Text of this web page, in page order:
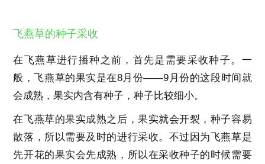
飞燕草的种子采收
在飞燕草进行播种之前，首先是需要采收种子。一
般，飞燕草的果实是在8月份——9月份的这段时间就
会成熟，果实内含有种子，种子比较细小。
在飞燕草的果实成熟之后，果实就会开裂，种子容易
散落，所以需要及时的进行采收。不过因为飞燕草是
先开花的果实会先成熟，所以在采收种子的时候需要